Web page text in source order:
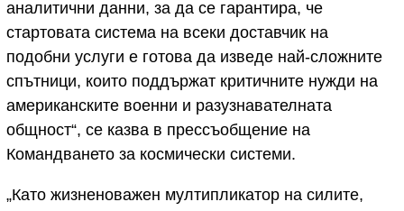
аналитични данни, за да се гарантира, че
стартовата система на всеки доставчик на
подобни услуги е готова да изведе най-сложните
спътници, които поддържат критичните нужди на
американските военни и разузнавателната
общност“, се казва в прессъобщение на
Командването за космически системи.
„Като жизненоважен мултипликатор на силите,